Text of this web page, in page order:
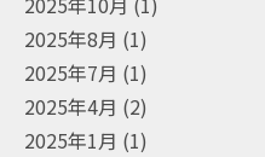
2025年8月 (1)
2025年7月 (1)
2025年4月 (2)
2025年1月 (1)